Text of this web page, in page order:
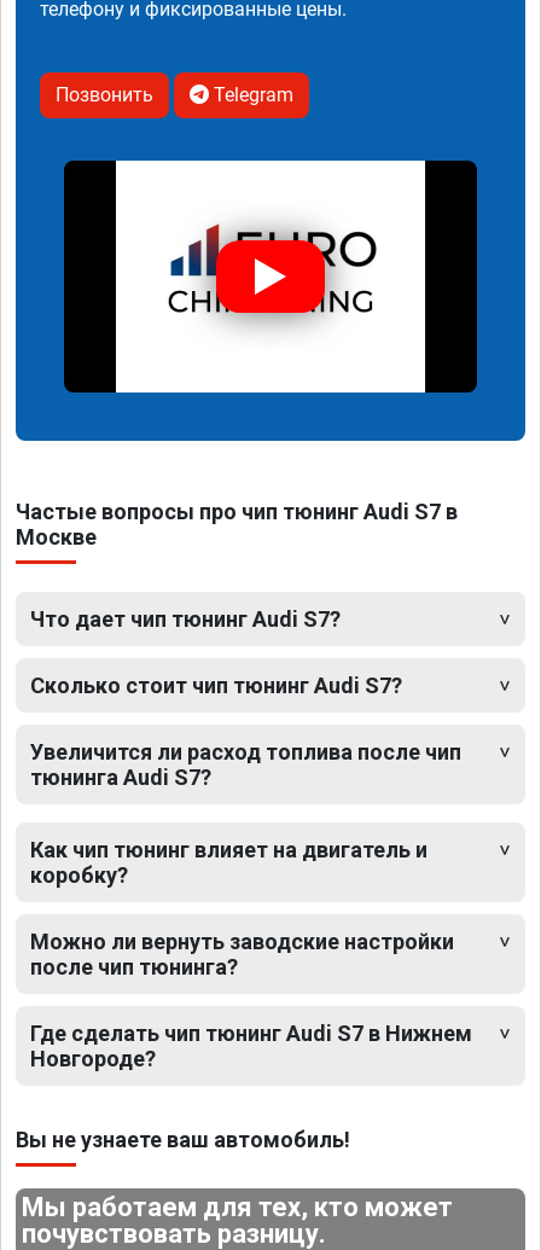
телефону и фиксированные цены.
Позвонить Telegram
Частые вопросы про чип тюнинг Audi S7 в
Москве
Что дает чип тюнинг Audi S7?
Сколько стоит чип тюнинг Audi S7?
Увеличится ли расход топлива после чип
тюнинга Audi S7?
Как чип тюнинг влияет на двигатель и
коробку?
Можно ли вернуть заводские настройки
после чип тюнинга?
Где сделать чип тюнинг Audi S7 в Нижнем
Новгороде?
Вы не узнаете ваш автомобиль!
Мы работаем для тех, кто может
почувствовать разницу.